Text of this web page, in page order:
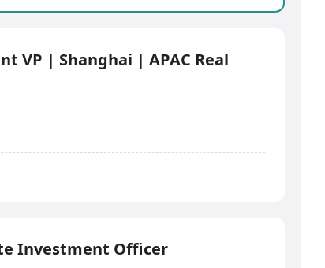
VP | Shanghai | APAC Real
Investment Officer